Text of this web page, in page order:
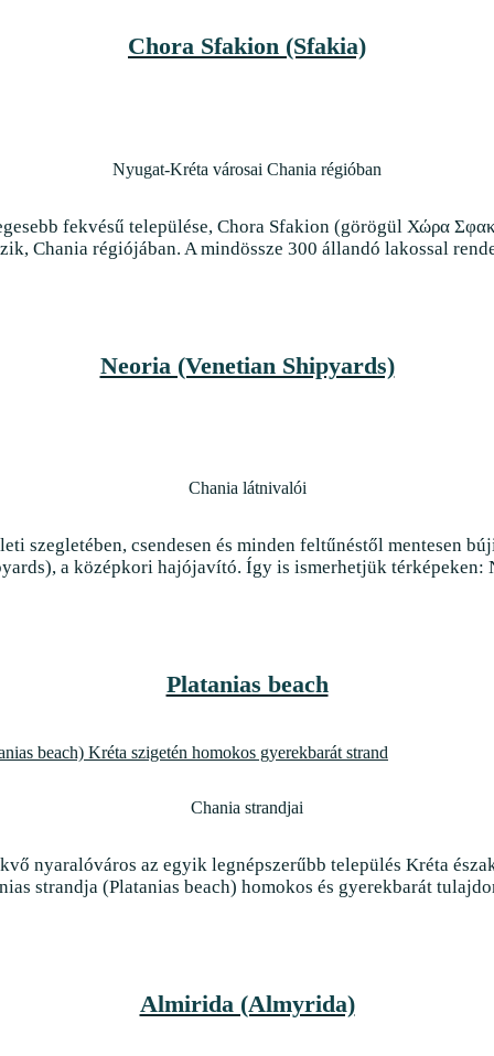
Chora Sfakion (Sfakia)
Nyugat-Kréta városai Chania régióban
fekvésű települése, Chora Sfakion (görögül Χώρα
Chania régiójában. A mindössze 300 állandó lakossal
Neoria (Venetian Shipyards)
Chania látnivalói
szegletében, csendesen és minden feltűnéstől mentesen
a középkori hajójavító. Így is ismerhetjük térképeken:
Platanias beach
Chania strandjai
nyaralóváros az egyik legnépszerűbb település Kréta
strandja (Platanias beach) homokos és gyerekbarát
Almirida (Almyrida)